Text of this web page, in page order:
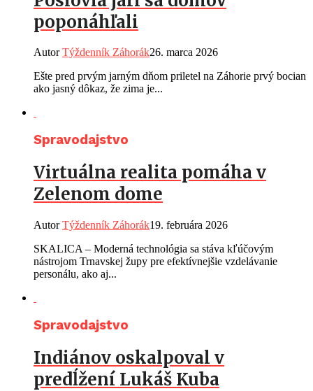
poponáhľali
AutorTýždenník Záhorák26. marca 2026
Ešte pred prvým jarným dňom priletel na Záhorie prvý bocian
ako jasný dôkaz, že zima je...
Spravodajstvo
Virtuálna realita pomáha v
Zelenom dome
AutorTýždenník Záhorák19. februára 2026
SKALICA – Moderná technológia sa stáva kľúčovým
nástrojom Trnavskej župy pre efektívnejšie vzdelávanie
personálu, ako aj...
Spravodajstvo
Indiánov oskalpoval v
predĺžení Lukáš Kuba